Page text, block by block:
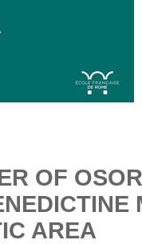
OF
AREA